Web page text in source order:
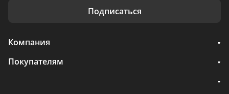
Подписаться
Компания
Покупателям